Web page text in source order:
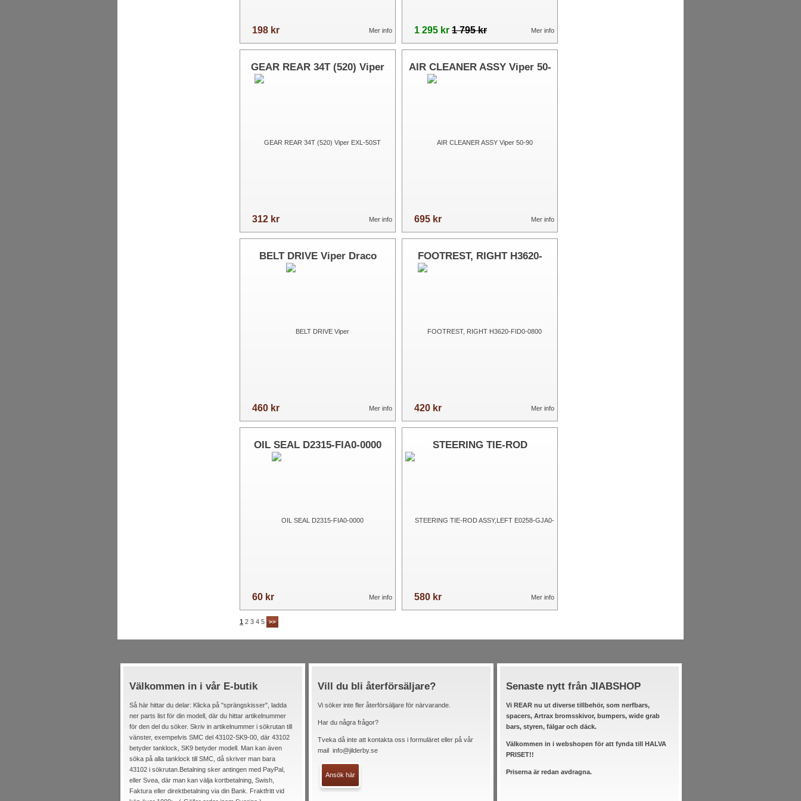
198 kr Mer info 1 295 kr 1 795 kr Mer info
GEAR REAR 34T (520) Viper
312 kr Mer info
AIR CLEANER ASSY Viper 50-
695 kr Mer info
BELT DRIVE Viper Draco
460 kr Mer info
FOOTREST, RIGHT H3620-
420 kr Mer info
OIL SEAL D2315-FIA0-0000
60 kr Mer info
STEERING TIE-ROD
ASSY,LEFT E0258-GJA0-0000
580 kr Mer info
1 2 3 4 5 >>
Välkommen in i vår E-butik
Så här hittar du delar: Klicka på "sprängskisser", ladda
ner parts list för din modell, där du hittar artikelnummer
för den del du söker. Skriv in artikelnummer i sökrutan till
vänster, exempelvis SMC del 43102-SK9-00, där 43102
betyder tanklock, SK9 betyder modell. Man kan även
söka på alla tanklock till SMC, då skriver man bara
43102 i sökrutan.Betalning sker antingen med PayPal,
eller Svea, där man kan välja kortbetalning, Swish,
Faktura eller direktbetalning via din Bank. Fraktfritt vid
Vill du bli återförsäljare?
Vi söker inte fler återförsäljare för närvarande.
Har du några frågor?
Tveka då inte att kontakta oss i formuläret eller på vår
mail info@jilderby.se
Ansök här
Senaste nytt från JIABSHOP
Vi REAR nu ut diverse tillbehör, som nerfbars,
spacers, Artrax bromsskivor, bumpers, wide grab
bars, styren, fälgar och däck.
Välkommen in i webshopen för att fynda till HALVA
PRISET!!
Priserna är redan avdragna.